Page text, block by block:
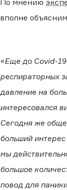
По мнению
вполне
«Еще до Covid-
респираторных
давление на
интересовался
Сегодня же
больший
мы
большое
повод для